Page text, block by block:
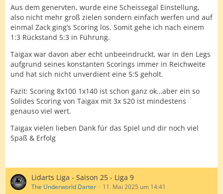
Aus dem genervten, wurde eine Scheissegal Einstellung,
also nicht mehr groß zielen sondern einfach werfen und auf
einmal Zack ging’s Scoring los. Somit gehe ich nach einem
1:3 Rückstand 5:3 in Führung.
Taigax war davon aber echt unbeeindruckt, war in den Legs
aufgrund seines konstanten Scorings immer in Reichweite
und hat sich nicht unverdient eine 5:5 geholt.
Fazit: Scoring 8x100 1x140 ist schon ganz ok…aber ein so
Solides Scoring von Taigax mit 3x S20 ist mindestens
genauso viel wert.
Taigax vielen lieben Dank für das Spiel und dir noch viel
Spaß & Erfolg
Lidarts Liga - Saison 25 - Liga 9
The Underworld Darter 11. Mai 2025 um 14:41